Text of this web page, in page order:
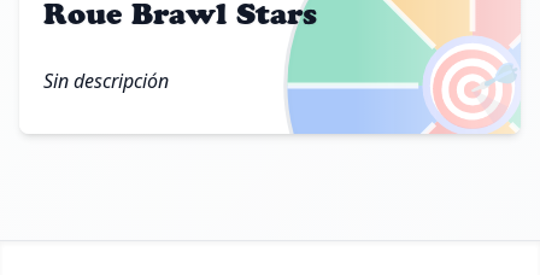
🎯
Roue Brawl Stars
Sin descripción